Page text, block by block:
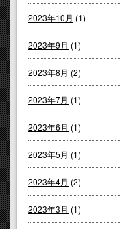
2023年10月 (1)
2023年9月 (1)
2023年8月 (2)
2023年7月 (1)
2023年6月 (1)
2023年5月 (1)
2023年4月 (2)
2023年3月 (1)